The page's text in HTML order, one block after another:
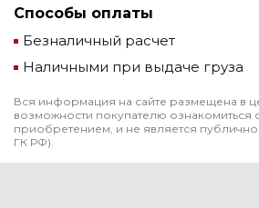
Способы оплаты
Безналичный расчет
Наличными при выдаче груза
Вся информация на сайте размещена в
возможности покупателю ознакомиться
приобретением, и не является
ГК РФ).